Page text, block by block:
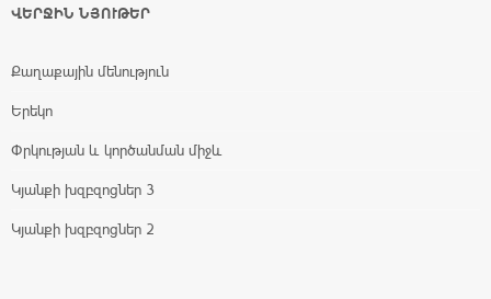
ՎԵՐՋԻՆ ՆՅՈՒԹԵՐ
Քաղաքային մենություն
Երեկո
Փրկության և կործանման միջև
Կյանքի խզբզոցներ 3
Կյանքի խզբզոցներ 2